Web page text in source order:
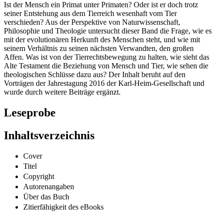
Ist der Mensch ein Primat unter Primaten? Oder ist er doch trotz
seiner Entstehung aus dem Tierreich wesenhaft vom Tier
verschieden? Aus der Perspektive von Naturwissenschaft,
Philosophie und Theologie untersucht dieser Band die Frage, wie es
mit der evolutionären Herkunft des Menschen steht, und wie mit
seinem Verhältnis zu seinen nächsten Verwandten, den großen
Affen. Was ist von der Tierrechtsbewegung zu halten, wie sieht das
Alte Testament die Beziehung von Mensch und Tier, wie sehen die
theologischen Schlüsse dazu aus? Der Inhalt beruht auf den
Vorträgen der Jahrestagung 2016 der Karl-Heim-Gesellschaft und
wurde durch weitere Beiträge ergänzt.
Leseprobe
Inhaltsverzeichnis
Cover
Titel
Copyright
Autorenangaben
Über das Buch
Zitierfähigkeit des eBooks